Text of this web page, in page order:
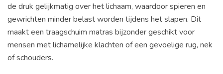
de druk gelijkmatig over het lichaam, waardoor spieren en
gewrichten minder belast worden tijdens het slapen. Dit
maakt een traagschuim matras bijzonder geschikt voor
mensen met lichamelijke klachten of een gevoelige rug, nek
of schouders.